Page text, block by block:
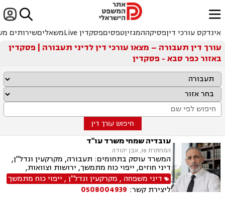

ﱐ
אינדקס עורכי דיןפסיקההמגזיןטפסיםפסקדין Live משאליםשירותים
עורך דין תעבורה – מצאו עורכי דין לדיני תעבורה | פסקדין
באזור כפר סבא - פסקדין
חיפוש עורך דין
עובדיה שמחי משרד עו"ד
המחתרת 18, אבן יהודה
המשרד עוסק בתחומים: תעבורה, מקרקעין ונדל"ן,
דיני חוזים, ייפוי כוח מתמשך, ירושות וצוואות,
הסכמי ממון, אלימות במשפחה, מחיקת רישום פלילי
דיני משפחה , מקרקעין ונדל"ן, ייפוי כוח מתמשך
ליצירת קשר: 0508004939